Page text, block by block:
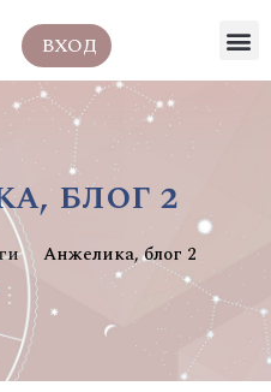
ВХОД
блог 2
Анжелика, блог 2